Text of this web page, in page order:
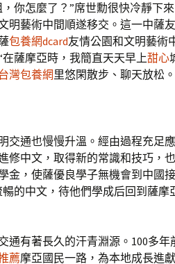
，你怎麼了？”席世勳很快冷靜下
明藝術中間順遂移交。這一中薩
包養網dcard友情公園和文明藝術
薩摩亞時，我簡直天天早上甜心
灣包養網 里悠閑散步、聊天放松
交通也慢慢升溫。經由過程充足
修中文，取得新的常識和技巧，
金，使薩優良學子無機會到中國
的中文，待他們學成后回到薩摩
通有著長久的汗青淵源。100多年
薦摩亞國民一路，為本地成長進